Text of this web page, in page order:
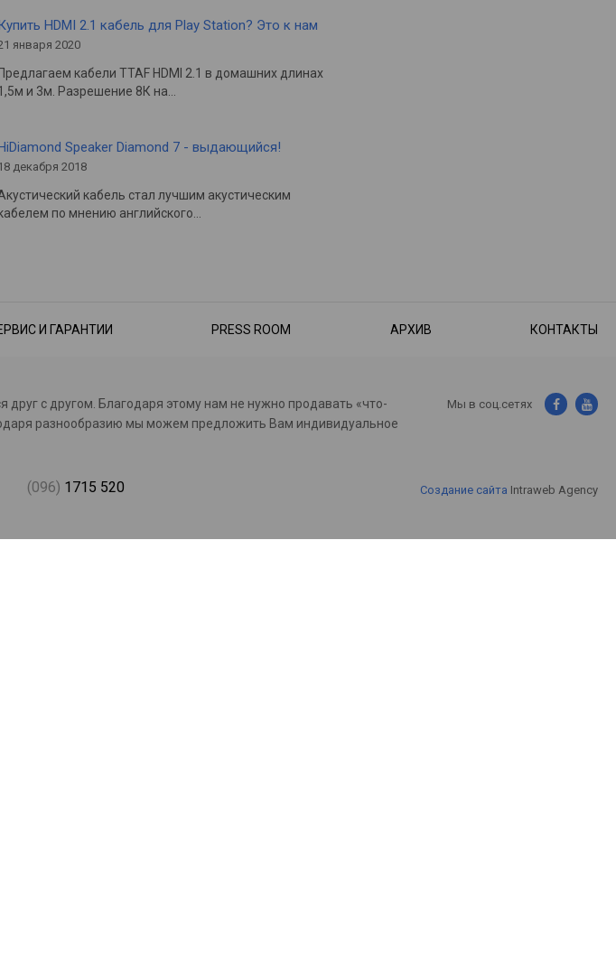
HDMI 2.1 кабель для Play Station? Это к нам
января 2020
Предлагаем кабели TTAF HDMI 2.1 в домашних длинах
и 3м. Разрешение 8К на…
Speaker Diamond 7 - выдающийся!
декабря 2018
кабель стал лучшим акустическим
по мнению английского…
И ГАРАНТИИ PRESS ROOM АРХИВ КОНТАКТЫ
друг с другом. Благодаря этому нам не нужно продавать «что-
разнообразию мы можем предложить Вам индивидуальное
(096) 1715 520
Мы в соц.сетях
Создание сайта Intraweb Agency